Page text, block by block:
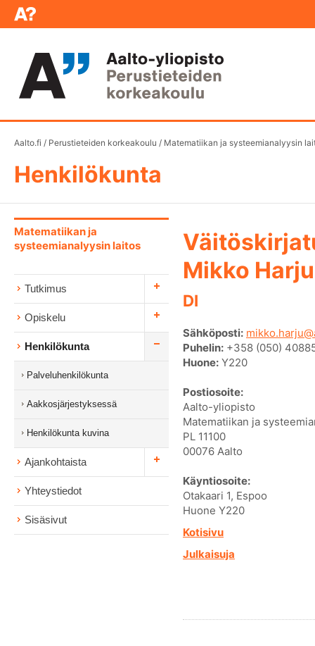
Aalto.fi / Perustieteiden korkeakoulu / Matematiikan ja systeemianalyysin
Henkilökunta
Matematiikan ja
systeemianalyysin laitos
Tutkimus
Opiskelu
Henkilökunta
Palveluhenkilökunta
Aakkosjärjestyksessä
Henkilökunta kuvina
Ajankohtaista
Yhteystiedot
Sisäsivut
Mikko Harju
DI
Sähköposti:
Puhelin: +358 (050)
Huone: Y220
Postiosoite:
Aalto-yliopisto
Matematiikan ja
PL 11100
00076 Aalto
Käyntiosoite:
Otakaari 1, Espoo
Huone Y220
Kotisivu
Julkaisuja